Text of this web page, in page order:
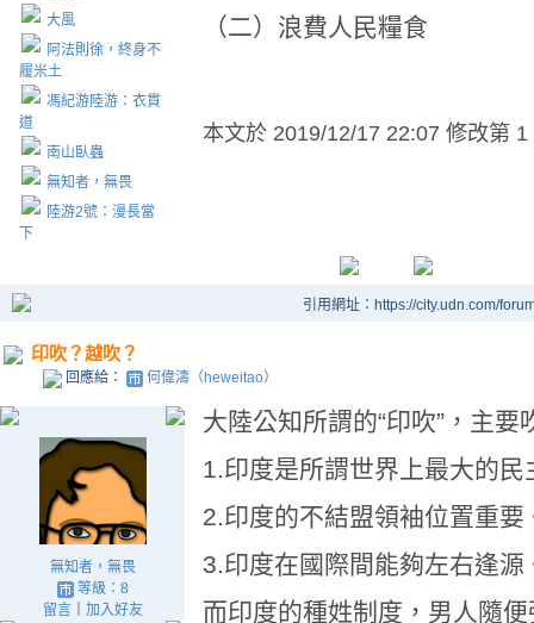
大風
阿法則徐，終身不
履米土
馮紀游陸游：衣貫
道
南山臥蟲
無知者，無畏
陸游2號：漫長當
下
（二）浪費人民糧食
本文於 2019/12/17 22:07 修改第 1
引用網址：https://city.udn.com/
印吹？越吹？
回應給： 何偉濤（heweitao）
無知者，無畏
等級：8
留言｜ 加入好友
大陸公知所謂的“印吹”，主要
1.印度是所謂世界上最大的民
2.印度的不結盟領袖位置重要
3.印度在國際間能夠左右逢源
而印度的種姓制度，男人隨